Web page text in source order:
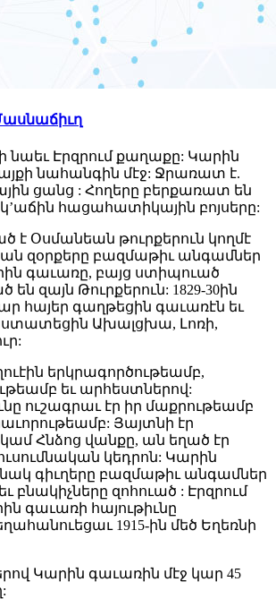
նաեւ Էրզրում քաղաքը: Կարին
նահանգին մէջ: Ջրառատ է.
ցանց : Հողերը բերքառատ են
հացահատիկային բոյսերը:
է Օսմանեան թուրքերուն կողմէ
զօրքերը բազմաթիւ անգամներ
գաւառը, բայց ստիպուած
զայն Թուրքերուն: 1829-30ին
հայեր գաղթեցին գաւառէն եւ
Ախալցխա, Լոռի,
երկրագործութեամբ,
եւ արհեստներով:
ուշագրաւ էր իր մաքրութեամբ
Յայտնի էր
Հնձոց վանքը, ան եղած էր
կեդրոն: Կարին
գիւղերը բազմաթիւ անգամներ
բնակիչները զոհուած : Էրզրում
գաւառի հայութիւնը
1915-ին մեծ Եղեռնի
Կարին գաւառին մէջ կար 45